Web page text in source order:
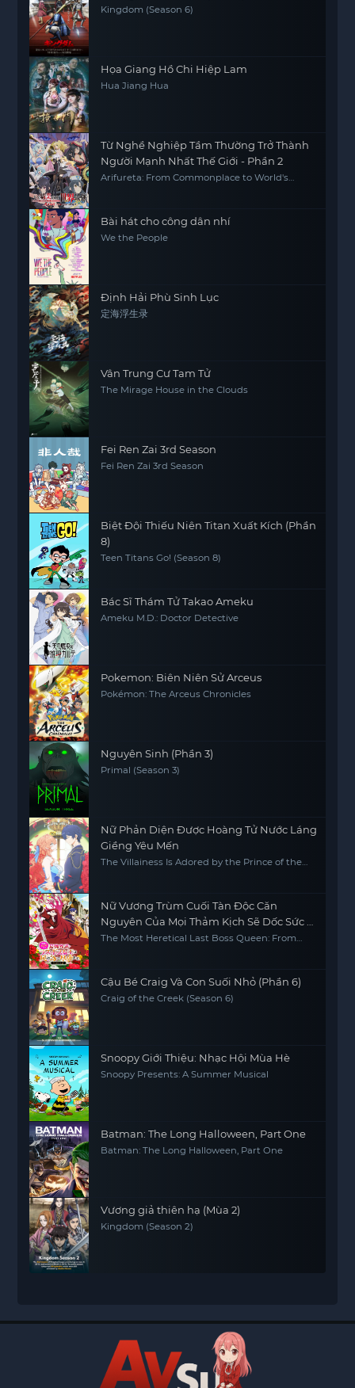
Kingdom (Season 6)
Họa Giang Hồ Chi Hiệp Lam
Hua Jiang Hua
Từ Nghề Nghiệp Tầm Thường Trở Thành
Người Mạnh Nhất Thế Giới - Phần 2
Arifureta: From Commonplace to World's
Bài hát cho công dân nhí
We the People
Định Hải Phù Sinh Lục
定海浮生录
Vân Trung Cư Tam Tử
The Mirage House in the Clouds
Fei Ren Zai 3rd Season
Fei Ren Zai 3rd Season
Biệt Đội Thiếu Niên Titan Xuất Kích (Phần
8)
Teen Titans Go! (Season 8)
Bác Sĩ Thám Tử Takao Ameku
Ameku M.D.: Doctor Detective
Pokemon: Biên Niên Sử Arceus
Pokémon: The Arceus Chronicles
Nguyên Sinh (Phần 3)
Primal (Season 3)
Nữ Phản Diện Được Hoàng Tử Nước Láng
Giềng Yêu Mến
The Villainess Is Adored by the Prince of the
Nữ Vương Trùm Cuối Tàn Độc Căn
Nguyên Của Mọi Thảm Kịch Sẽ Dốc Sức Vì
Người Dân (Phần 2)
The Most Heretical Last Boss Queen: From
Cậu Bé Craig Và Con Suối Nhỏ (Phần 6)
Craig of the Creek (Season 6)
Snoopy Giới Thiệu: Nhạc Hội Mùa Hè
Snoopy Presents: A Summer Musical
Batman: The Long Halloween, Part One
Batman: The Long Halloween, Part One
Vương giả thiên hạ (Mùa 2)
Kingdom (Season 2)